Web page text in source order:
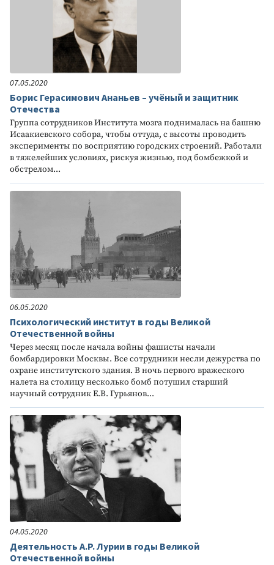
07.05.2020
Борис Герасимович Ананьев – учёный и защитник
Отечества
Группа сотрудников Института мозга поднималась на башню
Исаакиевского собора, чтобы оттуда, с высоты проводить
эксперименты по восприятию городских строений. Работали
в тяжелейших условиях, рискуя жизнью, под бомбежкой и
обстрелом...
06.05.2020
Психологический институт в годы Великой
Отечественной войны
Через месяц после начала войны фашисты начали
бомбардировки Москвы. Все сотрудники несли дежурства по
охране институтского здания. В ночь первого вражеского
налета на столицу несколько бомб потушил старший
научный сотрудник Е.В. Гурьянов...
04.05.2020
Деятельность А.Р. Лурии в годы Великой
Отечественной войны